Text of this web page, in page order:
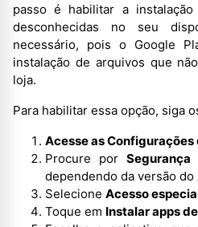
passo é habilitar a
desconhecidas no seu
necessário, pois o Google
instalação de arquivos que
loja.
Para habilitar essa opção, siga
Acesse as Configurações
Procure por Segurança
dependendo da versão do
Selecione Acesso
Toque em Instalar apps